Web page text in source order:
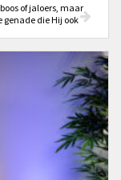
of jaloers, maar
genade die Hij ook